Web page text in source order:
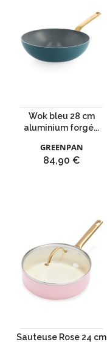
Wok bleu 28 cm
aluminium forgé...
GREENPAN
Prix
84,90 €
Sauteuse Rose 24 cm